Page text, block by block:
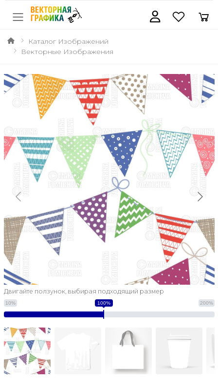
Каталог Изображений
Векторные Изображения
Двигайте ползунок, выбирая подходящий размер
10% 200%
100%